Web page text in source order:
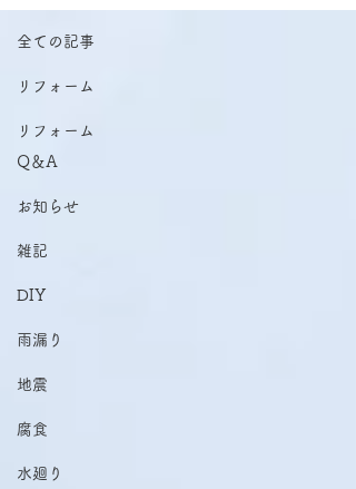
ふるさとリフォーム工務店
全ての記事
リフォーム
リフォーム
Q＆A
お知らせ
雑記
DIY
雨漏り
地震
腐食
水廻り